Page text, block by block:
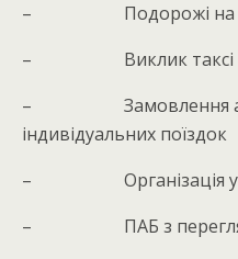
– Подорожі на
– Виклик таксі
– Замовлення
індивідуальних поїздок
– Організація
– ПАБ з